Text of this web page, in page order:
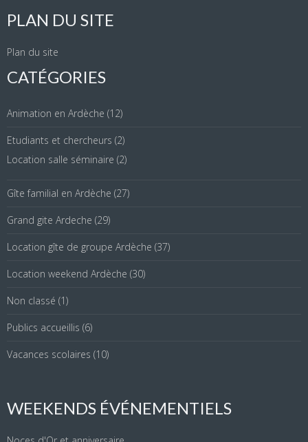
PLAN DU SITE
Plan du site
CATÉGORIES
Animation en Ardèche (12)
Etudiants et chercheurs (2)
Location salle séminaire (2)
Gîte familial en Ardèche (27)
Grand gite Ardeche (29)
Location gîte de groupe Ardèche (37)
Location weekend Ardèche (30)
Non classé (1)
Publics accueillis (6)
Vacances scolaires (10)
WEEKENDS ÉVÉNEMENTIELS